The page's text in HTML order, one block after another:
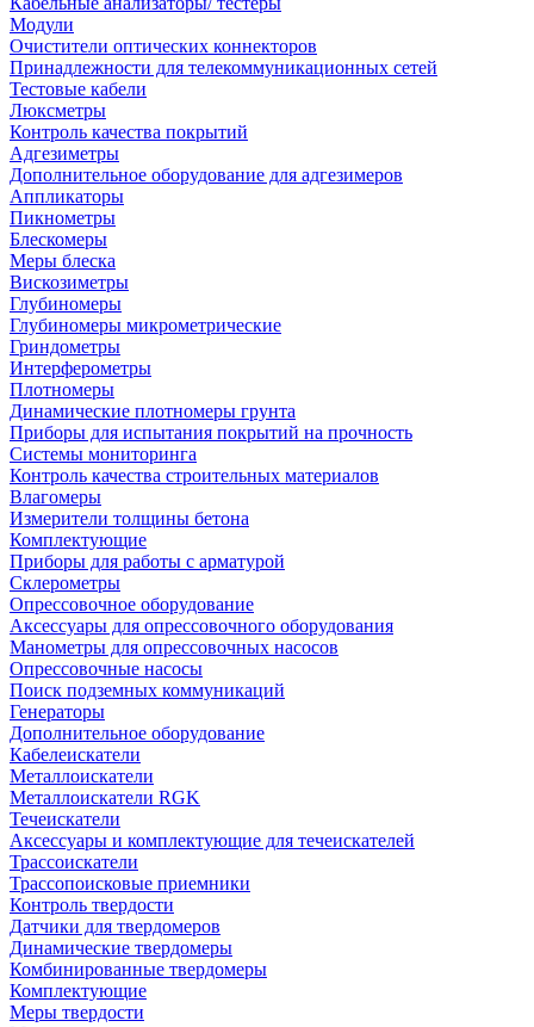
Модули
Очистители оптических коннекторов
Принадлежности для телекоммуникационных сетей
Тестовые кабели
Люксметры
Контроль качества покрытий
Адгезиметры
Дополнительное оборудование для адгезимеров
Аппликаторы
Пикнометры
Блескомеры
Меры блеска
Вискозиметры
Глубиномеры
Глубиномеры микрометрические
Гриндометры
Интерферометры
Плотномеры
Динамические плотномеры грунта
Приборы для испытания покрытий на прочность
Системы мониторинга
Контроль качества строительных материалов
Влагомеры
Измерители толщины бетона
Комплектующие
Приборы для работы с арматурой
Склерометры
Опрессовочное оборудование
Аксессуары для опрессовочного оборудования
Манометры для опрессовочных насосов
Опрессовочные насосы
Поиск подземных коммуникаций
Генераторы
Дополнительное оборудование
Кабелеискатели
Металлоискатели
Металлоискатели RGK
Течеискатели
Аксессуары и комплектующие для течеискателей
Трассоискатели
Трассопоисковые приемники
Контроль твердости
Датчики для твердомеров
Динамические твердомеры
Комбинированные твердомеры
Комплектующие
Меры твердости